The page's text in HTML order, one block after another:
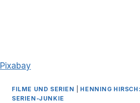
Pixabay
FILME UND SERIEN
HENNING
SERIEN-JUNKIE